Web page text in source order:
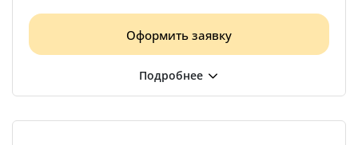
Оформить заявку